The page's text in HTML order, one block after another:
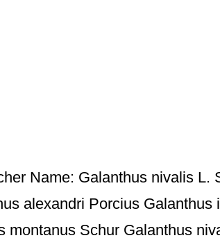
Name: Galanthus nivalis L.
alexandri Porcius
montanus Schur Galanthus